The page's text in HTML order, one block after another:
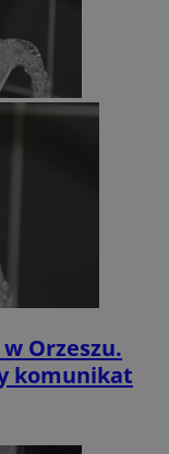
Orzeszu.
komunikat